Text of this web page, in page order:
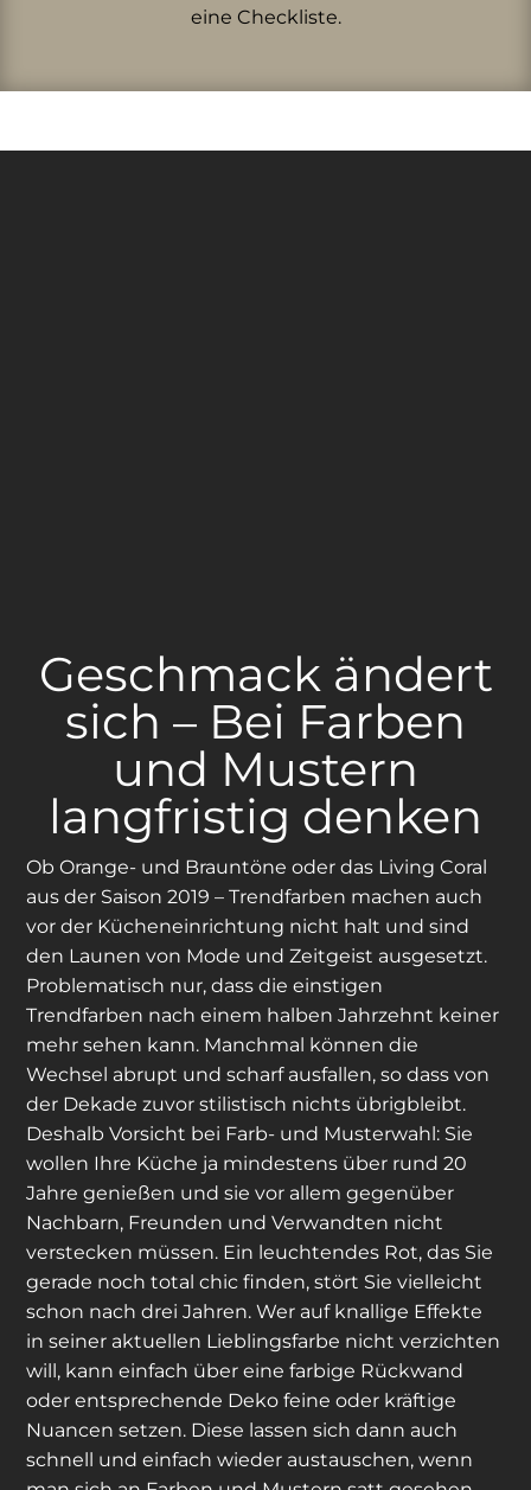
eine Checkliste.
Geschmack ändert
sich – Bei Farben
und Mustern
langfristig denken
Ob Orange- und Brauntöne oder das Living Coral
aus der Saison 2019 – Trendfarben machen auch
vor der Kücheneinrichtung nicht halt und sind
den Launen von Mode und Zeitgeist ausgesetzt.
Problematisch nur, dass die einstigen
Trendfarben nach einem halben Jahrzehnt keiner
mehr sehen kann. Manchmal können die
Wechsel abrupt und scharf ausfallen, so dass von
der Dekade zuvor stilistisch nichts übrigbleibt.
Deshalb Vorsicht bei Farb- und Musterwahl: Sie
wollen Ihre Küche ja mindestens über rund 20
Jahre genießen und sie vor allem gegenüber
Nachbarn, Freunden und Verwandten nicht
verstecken müssen. Ein leuchtendes Rot, das Sie
gerade noch total chic finden, stört Sie vielleicht
schon nach drei Jahren. Wer auf knallige Effekte
in seiner aktuellen Lieblingsfarbe nicht verzichten
will, kann einfach über eine farbige Rückwand
oder entsprechende Deko feine oder kräftige
Nuancen setzen. Diese lassen sich dann auch
schnell und einfach wieder austauschen, wenn